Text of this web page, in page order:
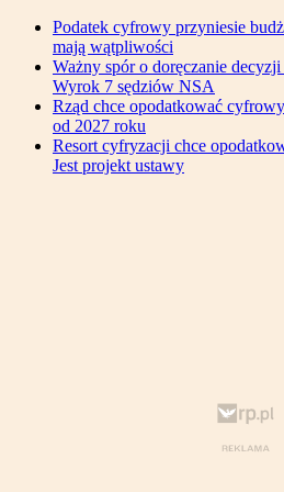
Podatek cyfrowy przyniesie
mają wątpliwości
Ważny spór o doręczanie
Wyrok 7 sędziów NSA
Rząd chce opodatkować
od 2027 roku
Resort cyfryzacji chce
Jest projekt ustawy